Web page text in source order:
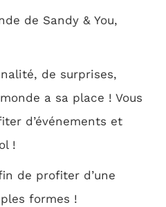
de Sandy & You,
de surprises,
a sa place ! Vous
d’événements et
!
de profiter d’une
formes !